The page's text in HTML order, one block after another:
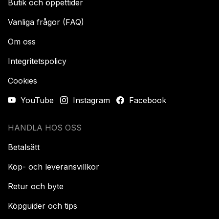
Butik och öppettider
Vanliga frågor (FAQ)
Om oss
Integritetspolicy
Cookies
YouTube
Instagram Facebook
HANDLA HOS OSS
Betalsätt
Köp- och leveransvillkor
Retur och byte
Köpguider och tips